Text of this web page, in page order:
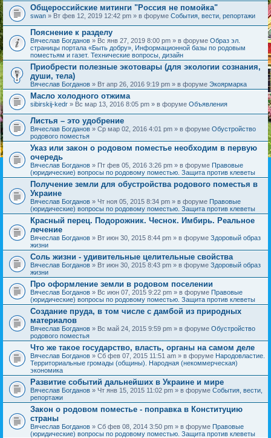
Общероссийские митинги "Россия не помойка"
swan » Вт фев 12, 2019 12:42 pm » в форуме События, вести, репортажи
Пояснение к разделу
Вячеслав Богданов » Вс янв 27, 2019 8:00 pm » в форуме Образ эл.
страницы портала «Быть добру», Информационной базы по родовым
поместьям и газет. Технические вопросы, дизайн
Приобрести полезные экотовары (для экологии сознания,
души, тела)
Вячеслав Богданов » Вт апр 26, 2016 9:19 pm » в форуме Экоярмарка
Масло холодного отжима
sibirskij-kedr » Вс мар 13, 2016 8:05 pm » в форуме Объявления
Листья – это удобрение
Вячеслав Богданов » Ср мар 02, 2016 4:01 pm » в форуме Обустройство
родового поместья
Указ или закон о родовом поместье необходим в первую
очередь
Вячеслав Богданов » Пт фев 05, 2016 3:26 pm » в форуме Правовые
(юридические) вопросы по родовому поместью. Защита против клеветы
Получение земли для обустройства родового поместья в
Украине
Вячеслав Богданов » Чт ноя 05, 2015 8:34 pm » в форуме Правовые
(юридические) вопросы по родовому поместью. Защита против клеветы
Красный перец. Подорожник. Чеснок. Имбирь. Реальное
лечение
Вячеслав Богданов » Вт июн 30, 2015 8:44 pm » в форуме Здоровый образ
жизни
Соль жизни - удивительные целительные свойства
Вячеслав Богданов » Вт июн 30, 2015 8:43 pm » в форуме Здоровый образ
жизни
Про оформление земли в родовом поселении
Вячеслав Богданов » Вс июн 07, 2015 9:22 pm » в форуме Правовые
(юридические) вопросы по родовому поместью. Защита против клеветы
Создание пруда, в том числе с дамбой из природных
материалов
Вячеслав Богданов » Вс май 24, 2015 9:59 pm » в форуме Обустройство
родового поместья
Что же такое государство, власть, органы на самом деле
Вячеслав Богданов » Сб фев 07, 2015 11:51 am » в форуме Народовластие.
Территориальные громады (общины). Народная (некоммерческая)
экономика
Развитие событий дальнейших в Украине и мире
Вячеслав Богданов » Чт янв 15, 2015 11:02 pm » в форуме События, вести,
репортажи
Закон о родовом поместье - поправка в Конституцию
страны
Вячеслав Богданов » Сб фев 08, 2014 3:50 pm » в форуме Правовые
(юридические) вопросы по родовому поместью. Защита против клеветы